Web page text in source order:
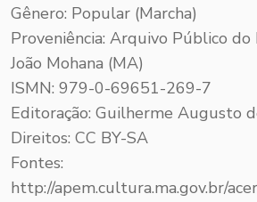
Gênero: Popular (Marcha)
Proveniência: Arquivo Público do
João Mohana (MA)
ISMN: 979-0-69651-269-7
Editoração: Guilherme Augusto
Direitos: CC BY-SA
Fontes:
http://apem.cultura.ma.gov.br/